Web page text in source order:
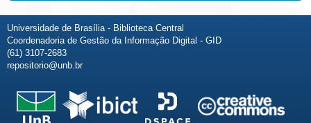
Universidade de Brasília - Biblioteca Central
Coordenadoria de Gestão da Informação Digital - GID
(61) 3107-2683
repositorio@unb.br